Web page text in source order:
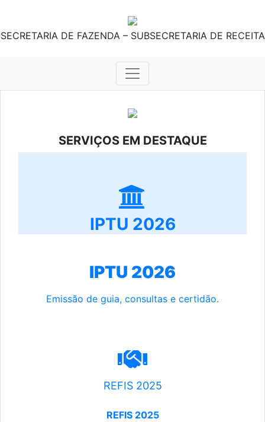
SECRETARIA DE FAZENDA – SUBSECRETARIA DE RECEITA
SERVIÇOS EM DESTAQUE
IPTU 2026
IPTU 2026
Emissão de guia, consultas e certidão.
REFIS 2025
REFIS 2025